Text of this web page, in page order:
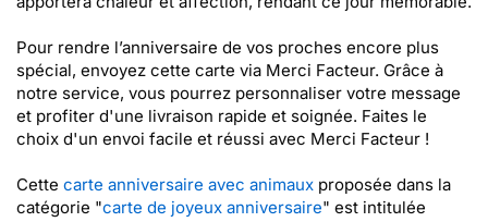
Pour rendre l’anniversaire de vos proches encore plus
spécial, envoyez cette carte via Merci Facteur. Grâce à
notre service, vous pourrez personnaliser votre message
et profiter d'une livraison rapide et soignée. Faites le
choix d'un envoi facile et réussi avec Merci Facteur !
Cette carte anniversaire avec animaux proposée dans la
catégorie "carte de joyeux anniversaire" est intitulée